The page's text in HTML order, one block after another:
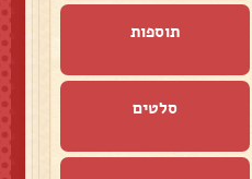
תוספות
סלטים